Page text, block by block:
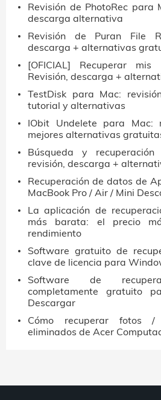
Revisión de PhotoRec para
descarga alternativa
Revisión de Puran File
descarga + alternativas
[OFICIAL] Recuperar
Revisión, descarga +
TestDisk para Mac:
tutorial y alternativas
IObit Undelete para Mac:
mejores alternativas
Búsqueda y
revisión, descarga +
Recuperación de datos de
MacBook Pro / Air / Mini
La aplicación de
más barata: el precio
rendimiento
Software gratuito de
clave de licencia para
Software de
completamente gratuito
Descargar
Cómo recuperar fotos
eliminados de Acer